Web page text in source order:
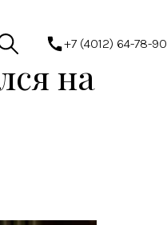
+7 (4012) 64-78-90
на